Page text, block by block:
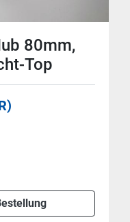
80mm,
Top